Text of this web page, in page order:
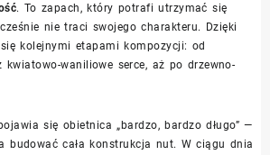
. To zapach, który potrafi utrzymać się
nie traci swojego charakteru. Dzięki
kolejnymi etapami kompozycji: od
kwiatowo-waniliowe serce, aż po drzewno-
się obietnica „bardzo, bardzo długo” —
budować cała konstrukcja nut. W ciągu dnia